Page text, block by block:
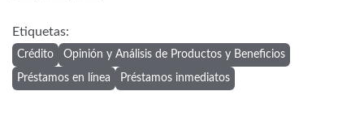
Etiquetas:
Crédito Opinión y Análisis de Productos y Beneficios
Préstamos en línea Préstamos inmediatos